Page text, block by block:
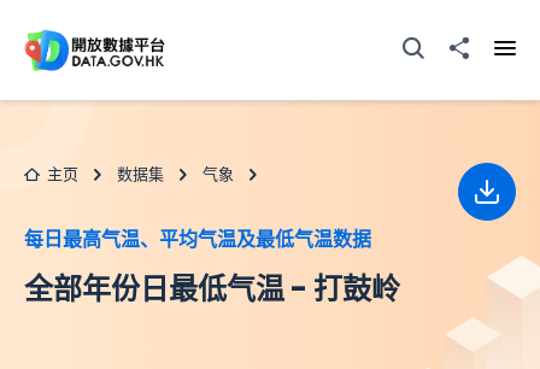
打开搜寻器分享至
主页 数据集 气象
每日最高气温、平均气温及最低气温数据
全部年份日最低气温 - 打鼓岭
下载